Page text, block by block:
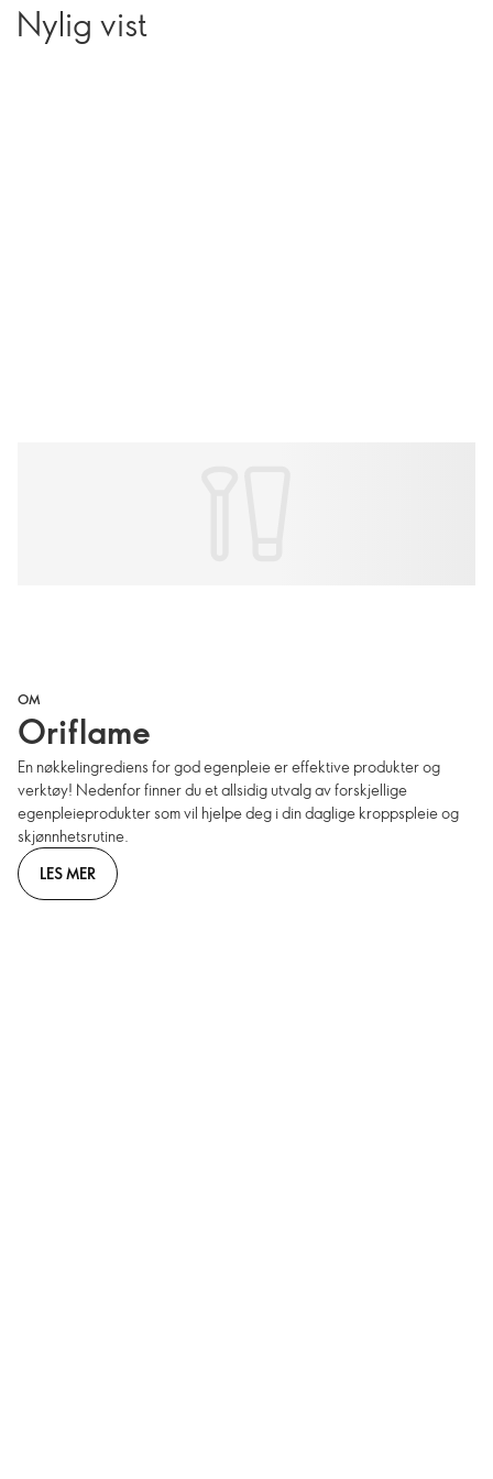
Nylig vist
OM
Oriflame
En nøkkelingrediens for god egenpleie er effektive produkter og
verktøy! Nedenfor finner du et allsidig utvalg av forskjellige
egenpleieprodukter som vil hjelpe deg i din daglige kroppspleie og
skjønnhetsrutine.
LES MER